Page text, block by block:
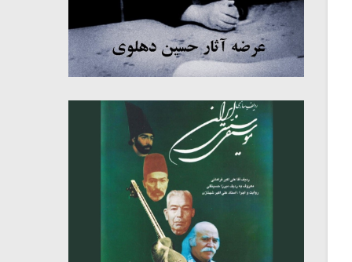
میکلوش روژا